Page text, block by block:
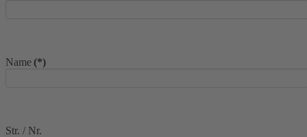
Name (*)
Str. / Nr.